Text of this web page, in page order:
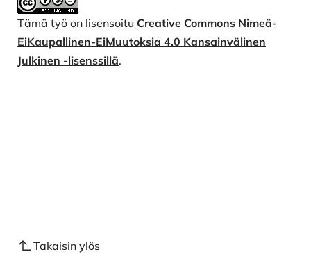
Tämä työ on lisensoitu Creative Commons Nimeä-
EiKaupallinen-EiMuutoksia 4.0 Kansainvälinen
Julkinen -lisenssillä.
Takaisin ylös